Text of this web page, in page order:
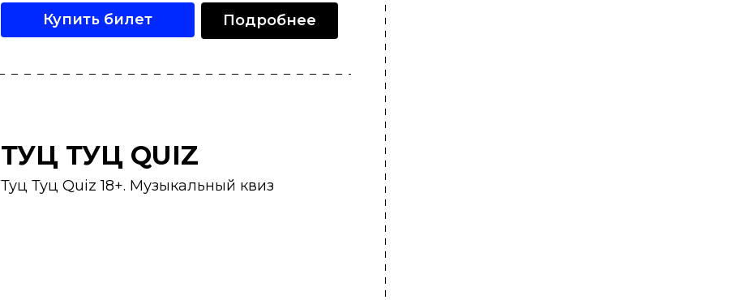
Купить билет Подробнее
ТУЦ ТУЦ QUIZ
Туц Туц Quiz 18+. Музыкальный квиз